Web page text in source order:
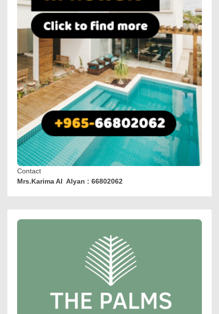
Contact
Mrs.Karima Al Alyan : 66802062